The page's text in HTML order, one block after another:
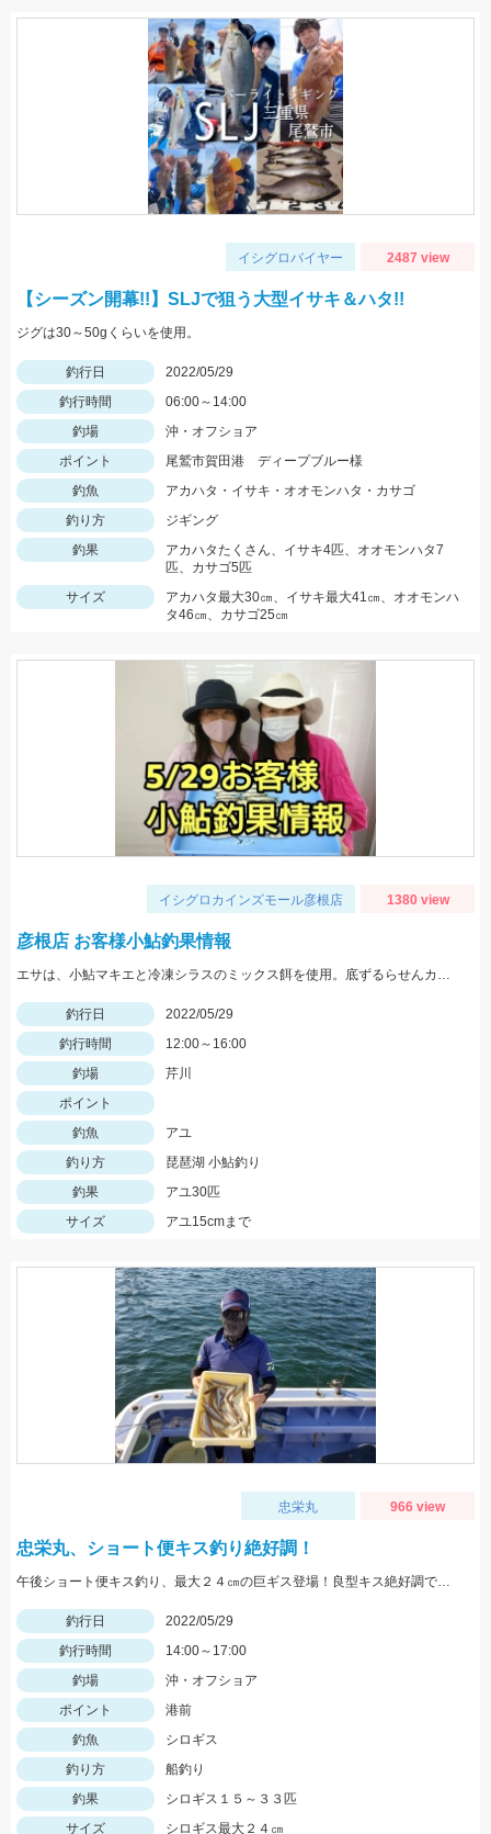
イシグロバイヤー 2487 view
【シーズン開幕!!】SLJで狙う大型イサキ＆ハタ!!
ジグは30～50gくらいを使用。
釣行日
2022/05/29
釣行時間
06:00～14:00
釣場
沖・オフショア
ポイント
尾鷲市賀田港 ディープブルー様
釣魚
アカハタ・イサキ・オオモンハタ・カサゴ
釣り方
ジギング
釣果
アカハタたくさん、イサキ4匹、オオモンハタ7
匹、カサゴ5匹
サイズ
アカハタ最大30㎝、イサキ最大41㎝、オオモンハ
タ46㎝、カサゴ25㎝
イシグロカインズモール彦根店 1380 view
彦根店 お客様小鮎釣果情報
エサは、小鮎マキエと冷凍シラスのミックス餌を使用。底ずるらせんカゴの流し釣りでの釣果です。
釣行日
2022/05/29
釣行時間
12:00～16:00
釣場
芹川
ポイント
釣魚
アユ
釣り方
琵琶湖 小鮎釣り
釣果
アユ30匹
サイズ
アユ15cmまで
忠栄丸 966 view
忠栄丸、ショート便キス釣り絶好調！
午後ショート便キス釣り、最大２４㎝の巨ギス登場！良型キス絶好調です！
釣行日
2022/05/29
釣行時間
14:00～17:00
釣場
沖・オフショア
ポイント
港前
釣魚
シロギス
釣り方
船釣り
釣果
シロギス１５～３３匹
サイズ
シロギス最大２４㎝